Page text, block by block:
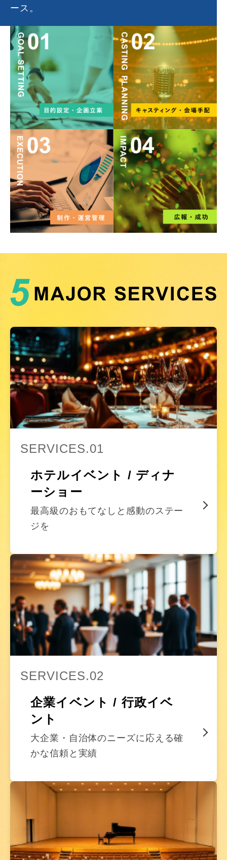
ース。
SERVICES.01
ホテルイベント / ディナ
ーショー
最高級のおもてなしと感動のステー
ジを
SERVICES.02
企業イベント / 行政イベ
ント
大企業・自治体のニーズに応える確
かな信頼と実績